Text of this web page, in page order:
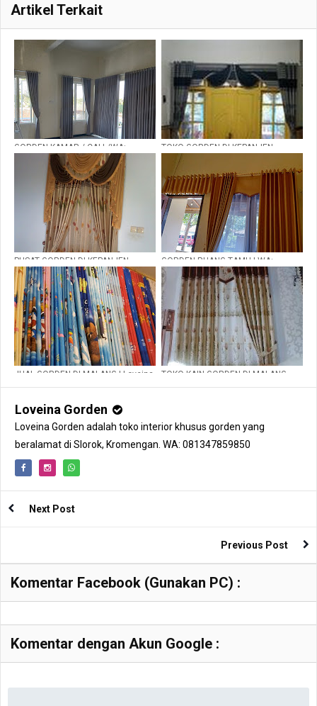
Artikel Terkait
GORDEN KAMAR / CALL/WA:
081235480320
TOKO GORDEN DI KEPANJEN
LOVEINA GORDEN | |WA:
081235480320
PUSAT GORDEN DI KEPANJEN
MALANG |WA: 081235480320
GORDEN RUANG TAMU | WA:
081235480320
JUAL GORDEN DI MALANG | Loveina
TOKO KAIN GORDEN DI MALANG
Loveina Gorden
Loveina Gorden adalah toko interior khusus gorden yang
beralamat di Slorok, Kromengan. WA: 081347859850
Next Post
Previous Post
Komentar Facebook (Gunakan PC) :
Komentar dengan Akun Google :